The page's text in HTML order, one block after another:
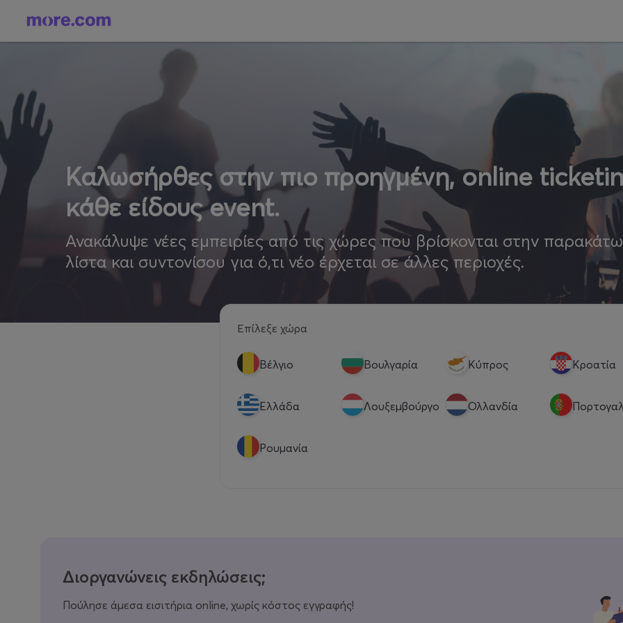
Καλωσήρθες στην πιο προηγμένη, online
κάθε είδους event.
Ανακάλυψε νέες εμπειρίες από τις χώρες που βρίσκονται στην παρακάτω
λίστα και συντονίσου για ό,τι νέο έρχεται σε άλλες περιοχές.
Επίλεξε χώρα
Βέλγιο Βουλγαρία Κύπρος Κροατία
Eλλάδα Λουξεμβούργο Ολλανδία
Ρουμανία
Διοργανώνεις εκδηλώσεις;
Πούλησε άμεσα εισιτήρια online, χωρίς κόστος εγγραφής!